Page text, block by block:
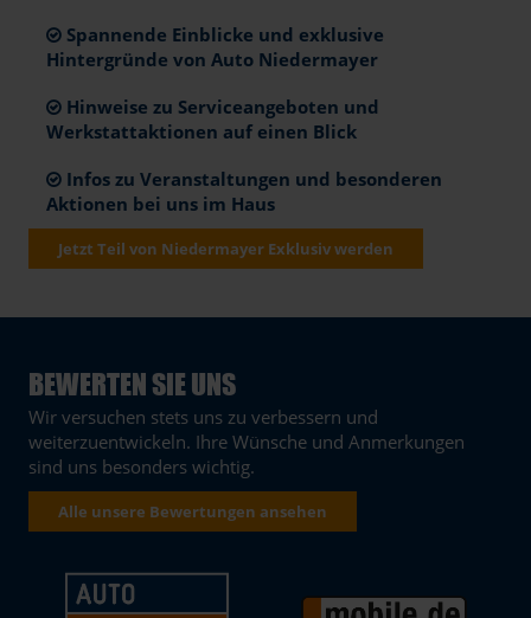
Spannende Einblicke und exklusive
Hintergründe von Auto Niedermayer
Hinweise zu Serviceangeboten und
Werkstattaktionen auf einen Blick
Infos zu Veranstaltungen und besonderen
Aktionen bei uns im Haus
Jetzt Teil von Niedermayer Exklusiv werden
BEWERTEN SIE UNS
Wir versuchen stets uns zu verbessern und
weiterzuentwickeln. Ihre Wünsche und Anmerkungen
sind uns besonders wichtig.
Alle unsere Bewertungen ansehen